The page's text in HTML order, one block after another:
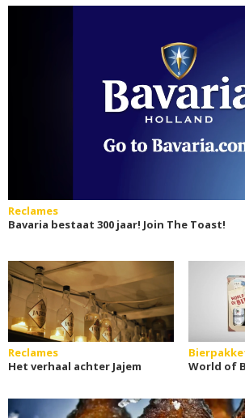
Reclames
Bavaria bestaat 300 jaar! Join The Toast!
Reclames
Het verhaal achter Jajem
World of